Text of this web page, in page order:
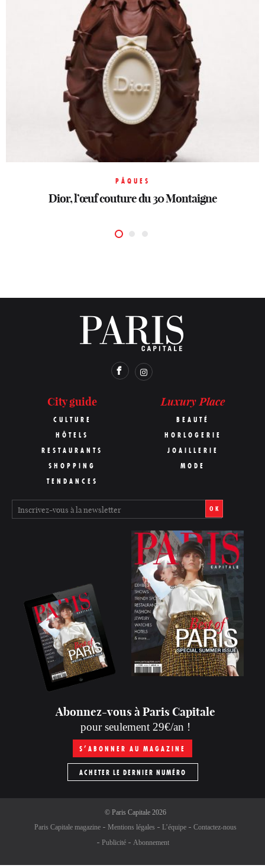
PÂQUES
Dior, l’œuf couture du 30 Montaigne
PÂQUES
Le Burgundy Paris réinvente le rituel
HORLOGERIE
LVMH Watch Week: Le temps réinventé
City guide
CULTURE
HÔTELS
RESTAURANTS
SHOPPING
TENDANCES
Luxury Place
BEAUTÉ
HORLOGERIE
JOAILLERIE
MODE
OK
Abonnez-vous à Paris Capitale
pour seulement 29€/an !
S’ABONNER AU MAGAZINE
ACHETER LE DERNIER NUMÉRO
© Paris Capitale2026
Paris Capitale magazine
Mentions légales L’équipe
Contactez-nous
Publicité
Abonnement